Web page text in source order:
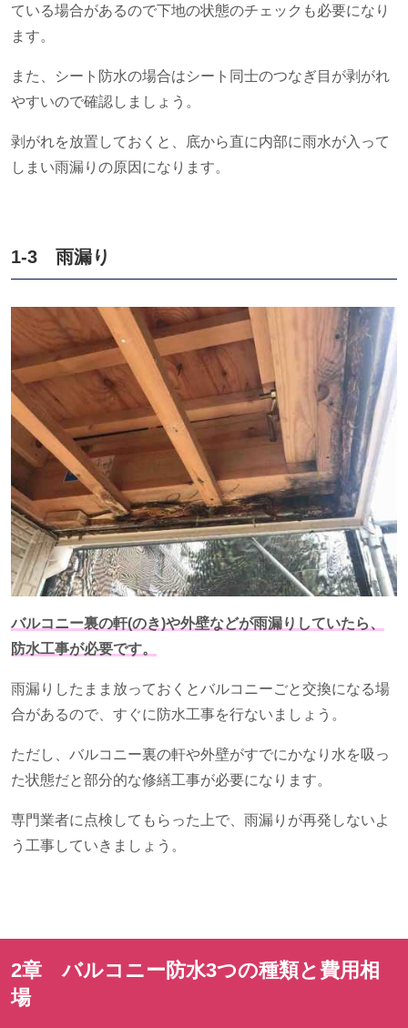
ている場合があるので下地の状態のチェックも必要になり
ます。
また、シート防水の場合はシート同士のつなぎ目が剥がれ
やすいので確認しましょう。
剥がれを放置しておくと、底から直に内部に雨水が入って
しまい雨漏りの原因になります。
1-3 雨漏り
バルコニー裏の軒(のき)や外壁などが雨漏りしていたら、
防水工事が必要です。
雨漏りしたまま放っておくとバルコニーごと交換になる場
合があるので、すぐに防水工事を行ないましょう。
ただし、バルコニー裏の軒や外壁がすでにかなり水を吸っ
た状態だと部分的な修繕工事が必要になります。
専門業者に点検してもらった上で、雨漏りが再発しないよ
う工事していきましょう。
2章 バルコニー防水3つの種類と費用相
場